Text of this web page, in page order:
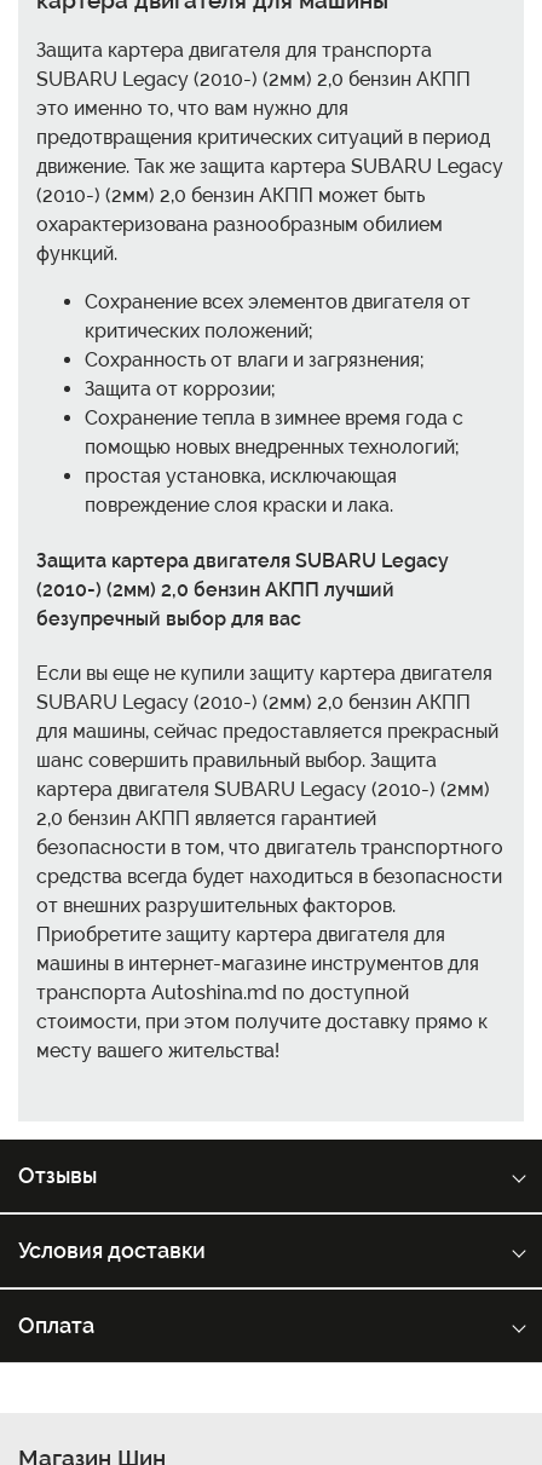
Защита картера двигателя для транспорта
SUBARU Legacy (2010-) (2мм) 2,0 бензин АКПП
это именно то, что вам нужно для
предотвращения критических ситуаций в период
движение. Так же защита картера SUBARU Legacy
(2010-) (2мм) 2,0 бензин АКПП может быть
охарактеризована разнообразным обилием
функций.
Сохранение всех элементов двигателя от
критических положений;
Сохранность от влаги и загрязнения;
Защита от коррозии;
Сохранение тепла в зимнее время года с
помощью новых внедренных технологий;
простая установка, исключающая
повреждение слоя краски и лака.
Защита картера двигателя SUBARU Legacy
(2010-) (2мм) 2,0 бензин АКПП лучший
безупречный выбор для вас
Если вы еще не купили защиту картера двигателя
SUBARU Legacy (2010-) (2мм) 2,0 бензин АКПП
для машины, сейчас предоставляется прекрасный
шанс совершить правильный выбор. Защита
картера двигателя SUBARU Legacy (2010-) (2мм)
2,0 бензин АКПП является гарантией
безопасности в том, что двигатель транспортного
средства всегда будет находиться в безопасности
от внешних разрушительных факторов.
Приобретите защиту картера двигателя для
машины в интернет-магазине инструментов для
транспорта Autoshina.md по доступной
стоимости, при этом получите доставку прямо к
месту вашего жительства!
Отзывы
Условия доставки
Оплата
Магазин Шин